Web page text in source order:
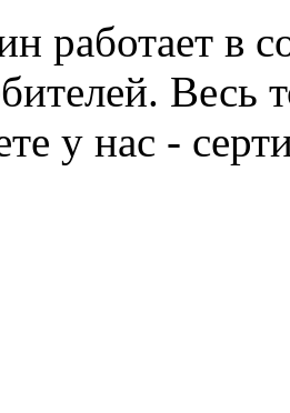
работает в
Весь
у нас -